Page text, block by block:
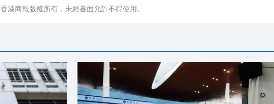
香港商報版權所有，未經書面允許不得使用。